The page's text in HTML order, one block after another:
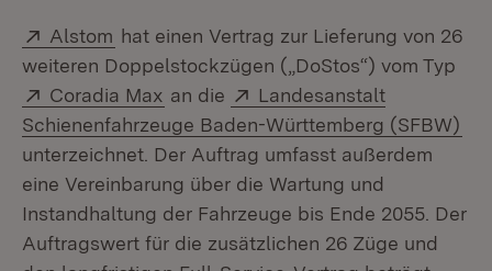
Extern:
Alstom (Öffnet in neuem Fenster)
hat einen Vertrag zur Lieferung von 26
weiteren Doppelstockzügen („DoStos“) vom Typ
Extern:
Coradia Max (Öffnet in neuem Fenster)
an die Extern:
Landesanstalt
Schienenfahrzeuge Baden-Württemberg (SFBW)
unterzeichnet. Der Auftrag umfasst außerdem
eine Vereinbarung über die Wartung und
Instandhaltung der Fahrzeuge bis Ende 2055. Der
Auftragswert für die zusätzlichen 26 Züge und